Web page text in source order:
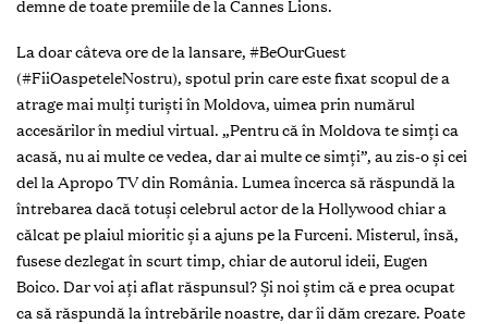
demne de toate premiile de la Cannes Lions.
La doar câteva ore de la lansare, #BeOurGuest
(#FiiOaspeteleNostru), spotul prin care este fixat scopul de a
atrage mai mulţi turişti în Moldova, uimea prin numărul
accesărilor în mediul virtual. „Pentru că în Moldova te simţi ca
acasă, nu ai multe ce vedea, dar ai multe ce simţi”, au zis-o şi cei
del la Apropo TV din România. Lumea încerca să răspundă la
întrebarea dacă totuşi celebrul actor de la Hollywood chiar a
călcat pe plaiul mioritic şi a ajuns pe la Furceni. Misterul, însă,
fusese dezlegat în scurt timp, chiar de autorul ideii, Eugen
Boico. Dar voi aţi aflat răspunsul? Şi noi ştim că e prea ocupat
ca să răspundă la întrebările noastre, dar îi dăm crezare. Poate